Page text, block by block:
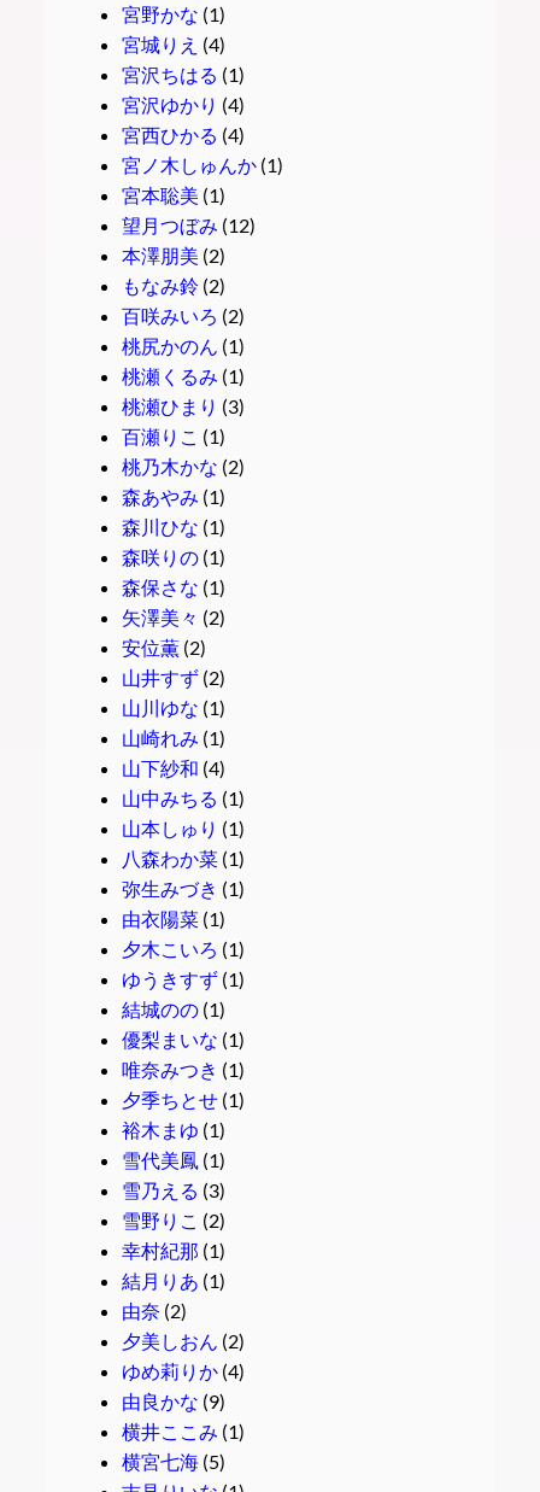
宮野かな (1)
宮城りえ (4)
宮沢ちはる (1)
宮沢ゆかり (4)
宮西ひかる (4)
宮ノ木しゅんか(1)
宮本聡美 (1)
望月つぼみ (12)
本澤朋美 (2)
もなみ鈴(2)
百咲みいろ (2)
桃尻かのん (1)
桃瀬くるみ (1)
桃瀬ひまり (3)
百瀬りこ (1)
桃乃木かな (2)
森あやみ (1)
森川ひな (1)
森咲りの(1)
森保さな (1)
矢澤美々 (2)
安位薫(2)
山井すず(2)
山川ゆな (1)
山崎れみ (1)
山下紗和 (4)
山中みちる (1)
山本しゅり (1)
八森わか菜(1)
弥生みづき (1)
由衣陽菜(1)
夕木こいろ (1)
ゆうきすず(1)
結城のの(1)
優梨まいな (1)
唯奈みつき (1)
夕季ちとせ(1)
裕木まゆ (1)
雪代美鳳 (1)
雪乃える (3)
雪野りこ (2)
幸村紀那 (1)
結月りあ (1)
由奈 (2)
夕美しおん (2)
ゆめ莉りか(4)
由良かな (9)
横井ここみ (1)
横宮七海(5)